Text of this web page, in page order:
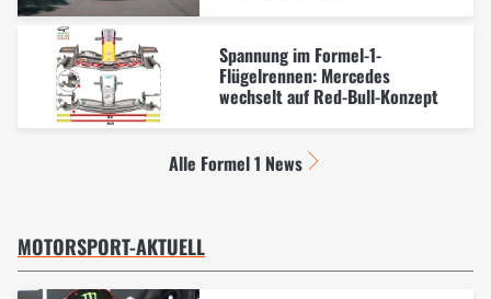
Spannung im Formel-1-
Flügelrennen: Mercedes
wechselt auf Red-Bull-Konzept
Alle Formel 1 News
MOTORSPORT-AKTUELL